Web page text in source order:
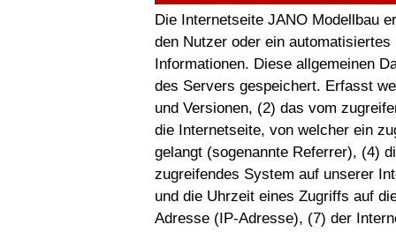
Die Internetseite JANO Modellbau
den Nutzer oder ein
Informationen. Diese allgemeinen
des Servers gespeichert. Erfasst
und Versionen, (2) das vom
die Internetseite, von welcher ein
gelangt (sogenannte Referrer), (4)
zugreifendes System auf unserer
und die Uhrzeit eines Zugriffs auf
Adresse (IP-Adresse), (7) der